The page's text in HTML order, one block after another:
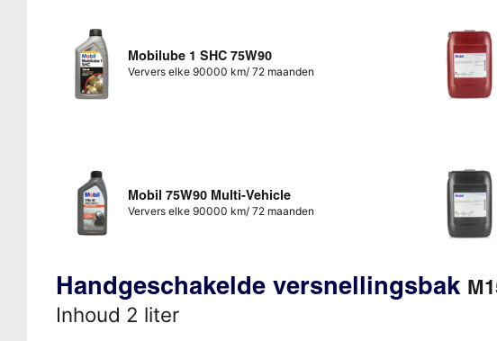
Mobilube 1 SHC 75W90
Ververs elke 90000 km/ 72 maanden
Mobil 75W90 Multi-Vehicle
Ververs elke 90000 km/ 72 maanden
Handgeschakelde versnellingsbak
Inhoud 2 liter